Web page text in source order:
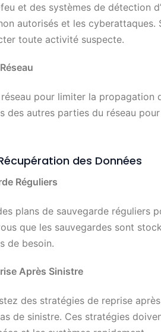
et des systèmes de détection
autorisés et les
toute activité suspecte.
pour limiter la propagation
des autres parties du réseau
des Données
Réguliers
plans de sauvegarde réguliers
que les sauvegardes sont
de besoin.
Après Sinistre
des stratégies de reprise
de sinistre. Ces stratégies